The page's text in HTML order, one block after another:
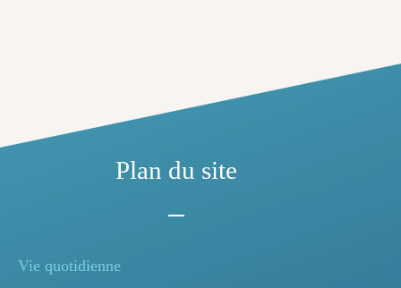
Plan du site
Vie quotidienne